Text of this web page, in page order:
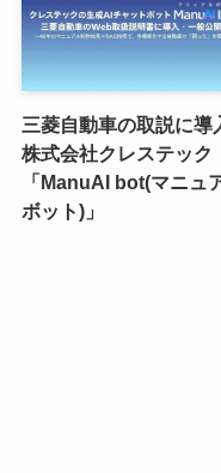
三菱自動車の取説に導
株式会社クレステック
「ManuAI bot(マニュ
ボット)」